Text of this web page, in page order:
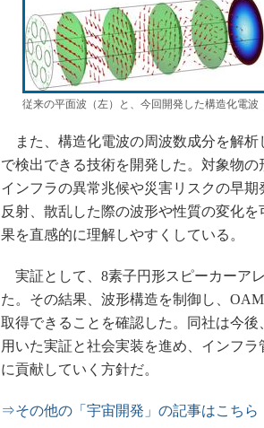
従来の平面波（左）と、今回開発した構造化電
また、構造化電波の周波数成分を解析
で検出できる技術を開発した。対象物
インフラの異常兆候や災害リスクの早
反射、散乱した際の波形や性質の変化
果を直感的に理解しやすくしている。
実証として、8素子円形スピーカーア
た。その結果、波形構造を制御し、
取得できることを確認した。同社は今
用いた実証と社会実装を進め、インフ
に貢献していく方針だ。
⇒その他の「宇宙開発」の記事はこちら